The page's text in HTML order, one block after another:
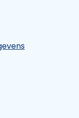
pagina
de LinkedIn
naar de